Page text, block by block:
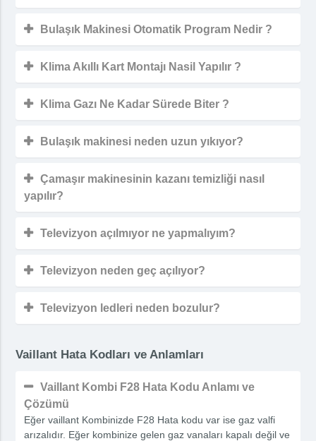
Bulaşık Makinesi Otomatik Program Nedir ?
Klima Akıllı Kart Montajı Nasil Yapılır ?
Klima Gazı Ne Kadar Sürede Biter ?
Bulaşık makinesi neden uzun yıkıyor?
Çamaşır makinesinin kazanı temizliği nasıl
yapılır?
Televizyon açılmıyor ne yapmalıyım?
Televizyon neden geç açılıyor?
Televizyon ledleri neden bozulur?
Vaillant Hata Kodları ve Anlamları
Vaillant Kombi F28 Hata Kodu Anlamı ve
Çözümü
Eğer vaillant Kombinizde F28 Hata kodu var ise gaz valfi
arızalıdır. Eğer kombinize gelen gaz vanaları kapalı değil ve